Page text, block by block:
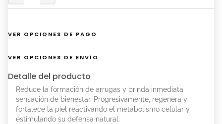
VER OPCIONES DE PAGO
VER OPCIONES DE ENVÍO
Detalle del producto
Reduce la formación de arrugas y brinda inmediata
sensación de bienestar. Progresivamente, regenera y
fortalece la piel reactivando el metabolismo celular y
estimulando su defensa natural.